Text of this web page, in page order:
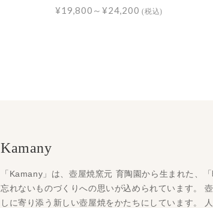
¥19,800～¥24,200 (税込)
Kamany
「Kamany」は、壺屋焼窯元 育陶園から生まれた、
忘れないものづくりへの思いが込められています。
しに寄り添う新しい壺屋焼をかたちにしています。